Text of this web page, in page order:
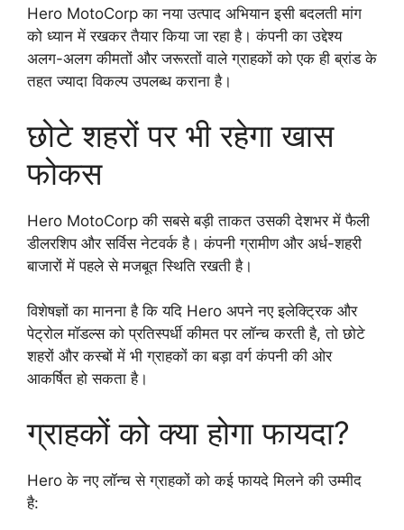
Hero MotoCorp का नया उत्पाद अभियान इसी बदलती मांग
को ध्यान में रखकर तैयार किया जा रहा है। कंपनी का उद्देश्य
अलग-अलग कीमतों और जरूरतों वाले ग्राहकों को एक ही ब्रांड के
तहत ज्यादा विकल्प उपलब्ध कराना है।
छोटे शहरों पर भी रहेगा खास
फोकस
Hero MotoCorp की सबसे बड़ी ताकत उसकी देशभर में फैली
डीलरशिप और सर्विस नेटवर्क है। कंपनी ग्रामीण और अर्ध-शहरी
बाजारों में पहले से मजबूत स्थिति रखती है।
विशेषज्ञों का मानना है कि यदि Hero अपने नए इलेक्ट्रिक और
पेट्रोल मॉडल्स को प्रतिस्पर्धी कीमत पर लॉन्च करती है, तो छोटे
शहरों और कस्बों में भी ग्राहकों का बड़ा वर्ग कंपनी की ओर
आकर्षित हो सकता है।
ग्राहकों को क्या होगा फायदा?
Hero के नए लॉन्च से ग्राहकों को कई फायदे मिलने की उम्मीद
है: